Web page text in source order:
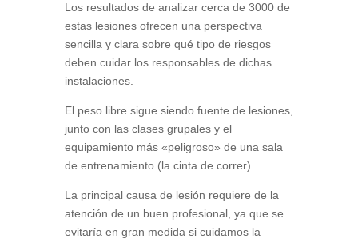
Los resultados de analizar cerca de 3000 de
estas lesiones ofrecen una perspectiva
sencilla y clara sobre qué tipo de riesgos
deben cuidar los responsables de dichas
instalaciones.
El peso libre sigue siendo fuente de lesiones,
junto con las clases grupales y el
equipamiento más «peligroso» de una sala
de entrenamiento (la cinta de correr).
La principal causa de lesión requiere de la
atención de un buen profesional, ya que se
evitaría en gran medida si cuidamos la